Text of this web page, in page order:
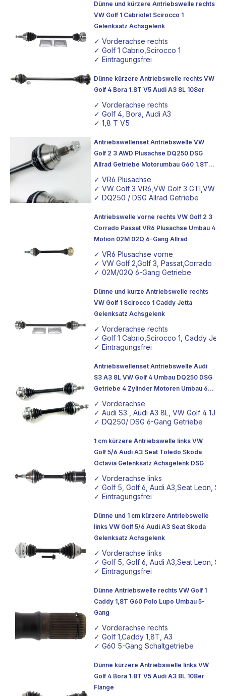
Dünne und kürzere Antriebswelle rechts
VW Golf 1 Cabriolet Scirocco 1
Gelenksatz Achsgelenk
✓ Vorderachse rechts
✓ Golf 1 Cabrio,Scirocco 1
✓ Eintragungsfrei
Dünne kürzere Antriebswelle rechts VW
Golf 4 Bora 1.8T V5 Audi A3 8L 108er
✓ Vorderachse rechts
✓ Golf 4, Bora, Audi A3
✓ 1,8 T V5
Antriebswellenset Antriebswelle VW
Golf 2 3 AWD Plusachse DQ250 DSG
Allrad Getriebe Motorumbau G60 1.8T
16V
✓ VR6 Plusachse
✓ VW Golf 3 VR6,VW Golf 3 GTI,VW
✓ DQ250 / DSG Allrad Getriebe
Antriebswelle vorne rechts VW Golf 2 3
Corrado Passat VR6 Plusachse Umbau 4
Motion 02M 02Q 6-Gang Allrad
✓ VR6 Plusachse vorne
✓ VW Golf 2,Golf 3, Passat,Corrado
✓ 02M/02Q 6-Gang Getriebe
Dünne und kurze Antriebswelle rechts
VW Golf 1 Scirocco 1 Caddy Jetta
Gelenksatz Achsgelenk
✓ Vorderachse rechts
✓ Golf 1 Cabrio,Scirocco 1, Caddy Jetta
✓ Eintragungsfrei
Antriebswellenset Antriebswelle Audi
S3 A3 8L VW Golf 4 Umbau DQ250 DSG
Getriebe 4 Zylinder Motoren Umbau 6-
Gang
✓ Vorderachse
✓ Audi S3 , Audi A3 8L, VW Golf 4 1J
✓ DQ250/ DSG 6-Gang Getriebe
1 cm kürzere Antriebswelle links VW
Golf 5/6 Audi A3 Seat Toledo Skoda
Octavia Gelenksatz Achsgelenk DSG
✓ Vorderachse links
✓ Golf 5, Golf 6, Audi A3,Seat Leon,
✓ Eintragungsfrei
Dünne und 1 cm kürzere Antriebswelle
links VW Golf 5/6 Audi A3 Seat Skoda
Gelenksatz Achsgelenk
✓ Vorderachse links
✓ Golf 5, Golf 6, Audi A3,Seat Leon,
✓ Eintragungsfrei
Dünne Antriebswelle rechts VW Golf 1
Caddy 1,8T G60 Polo Lupo Umbau 5-
Gang
✓ Vorderachse rechts
✓ Golf 1,Caddy 1,8T, A3
✓ G60 5-Gang Schaltgetriebe
Dünne kürzere Antriebswelle links VW
Golf 4 Bora 1.8T V5 Audi A3 8L 108er
Flange